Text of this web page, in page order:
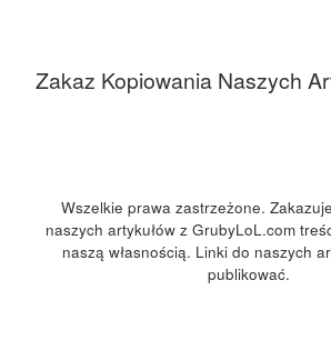
Zakaz Kopiowania Naszych
Wszelkie prawa zastrzeżone.
naszych artykułów z GrubyLoL.com
naszą własnością. Linki do naszych
publikować.